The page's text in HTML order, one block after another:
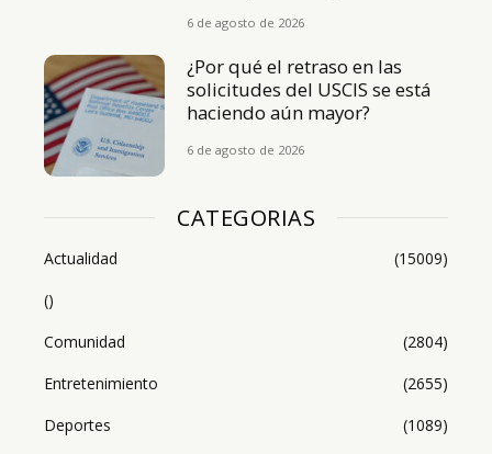
6 de agosto de 2026
¿Por qué el retraso en las
solicitudes del USCIS se está
haciendo aún mayor?
6 de agosto de 2026
CATEGORIAS
Actualidad
(15009)
()
Comunidad
(2804)
Entretenimiento
(2655)
Deportes
(1089)